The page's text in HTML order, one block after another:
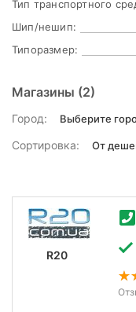
Тип транспортного
Шип/нешип:
Типоразмер:
Магазины (2)
Город:
Сортировка:
R20